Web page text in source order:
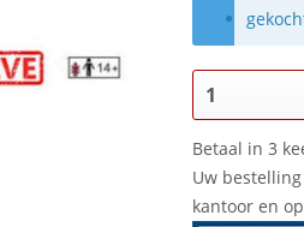
Betaal in 3
Uw
kantoor en